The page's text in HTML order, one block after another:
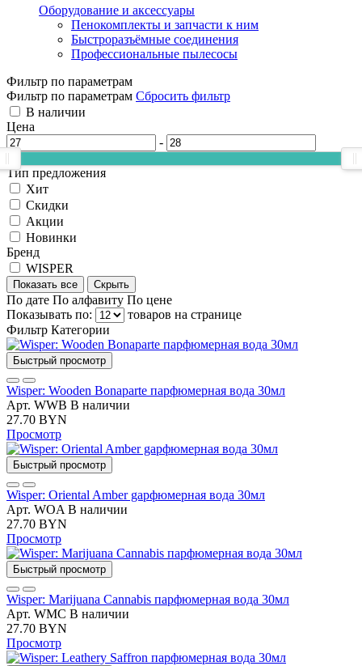
Оборудование и аксессуары
Пенокомплекты и запчасти к ним
Быстроразъёмные соединения
Профессиональные пылесосы
Фильтр по параметрам
Фильтр по параметрам Сбросить фильтр
В наличии
Цена
-
Тип предложения
Хит
Скидки
Акции
Новинки
Бренд
WISPER
Показать все Скрыть
По дате По алфавиту По цене
Показывать по:
товаров на странице
Фильтр Категории
Быстрый просмотр
Wisper: Wooden Bonaparte парфюмерная вода 30мл
Арт. WWB В наличии
27.70 BYN
Просмотр
Быстрый просмотр
Wisper: Oriental Amber gарфюмерная вода 30мл
Арт. WOA В наличии
27.70 BYN
Просмотр
Быстрый просмотр
Wisper: Marijuana Cannabis парфюмерная вода 30мл
Арт. WMC В наличии
27.70 BYN
Просмотр